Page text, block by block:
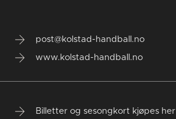
post@kolstad-handball.no
www.kolstad-handball.no
Billetter og sesongkort kjøpes her